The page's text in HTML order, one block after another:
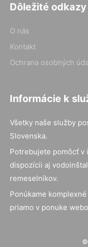
Dôležité odkazy
O nás
Kontakt
Ochrana osobných
Informácie k
Všetky naše služby
Slovenska.
Potrebujete pomôcť v
dispozícii aj
remeselníkov.
Ponúkame
priamo v ponuke
©